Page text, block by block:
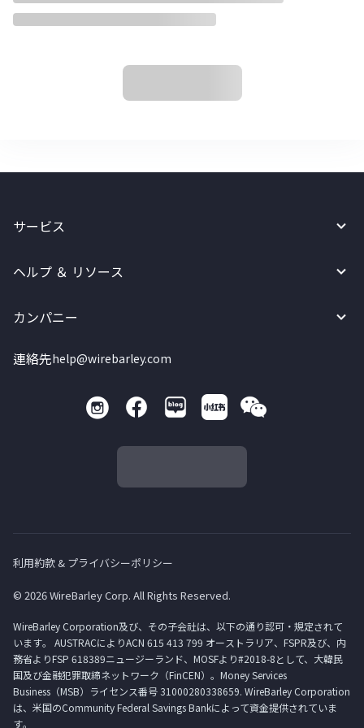
サービス
ヘルプ ＆ リソース
カンパニー
連絡先help@wirebarley.com
利用約款 & プライバシーポリシー
© 2026 WireBarley Corp. All Rights Reserved.
WireBarley Corporation及び、その子会社は、以下の通り認可・規定されて
います。 AUSTRACによりACN 615 413 799 オーストラリア、FSPR及び、内
務省よりFSP 618389ニュージーランド、MOSFより#2018-8として、大韓民
国及び金融犯罪取締ネットワーク（FinCEN）。Money Services
Business（MSB）ライセンス番号 31000280338659. WireBarley Corporation
は、米国のCommunity Federal Savings Bankによって資金提供されていま
す。